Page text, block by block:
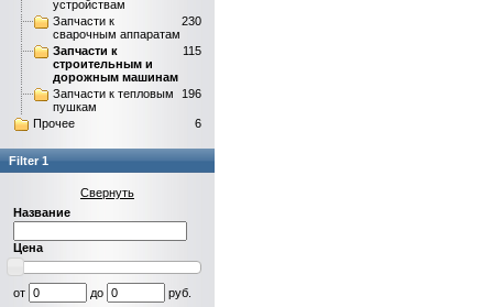
устройствам
230
Запчасти к
сварочным аппаратам
115
Запчасти к
строительным и
дорожным машинам
196
Запчасти к тепловым
пушкам
6
Прочее
Filter 1
Свернуть
Название
Цена
от до руб.